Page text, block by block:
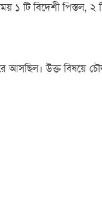
১ টি বিদেশী পিস্তল, ২
উক্ত বিষয়ে